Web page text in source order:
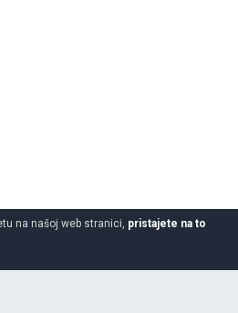
na našoj web stranici, pristajete na to